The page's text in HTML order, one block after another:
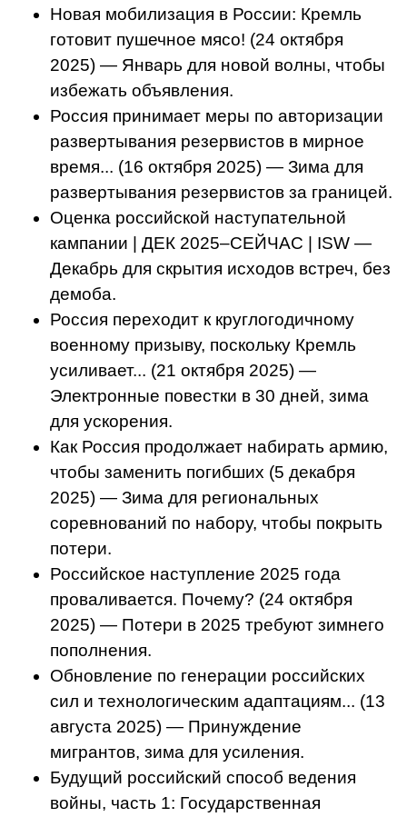
Новая мобилизация в России: Кремль
готовит пушечное мясо! (24 октября
2025) — Январь для новой волны, чтобы
избежать объявления.
Россия принимает меры по авторизации
развертывания резервистов в мирное
время... (16 октября 2025) — Зима для
развертывания резервистов за границей.
Оценка российской наступательной
кампании | ДЕК 2025–СЕЙЧАС | ISW —
Декабрь для скрытия исходов встреч, без
демоба.
Россия переходит к круглогодичному
военному призыву, поскольку Кремль
усиливает... (21 октября 2025) —
Электронные повестки в 30 дней, зима
для ускорения.
Как Россия продолжает набирать армию,
чтобы заменить погибших (5 декабря
2025) — Зима для региональных
соревнований по набору, чтобы покрыть
потери.
Российское наступление 2025 года
проваливается. Почему? (24 октября
2025) — Потери в 2025 требуют зимнего
пополнения.
Обновление по генерации российских
сил и технологическим адаптациям... (13
августа 2025) — Принуждение
мигрантов, зима для усиления.
Будущий российский способ ведения
войны, часть 1: Государственная